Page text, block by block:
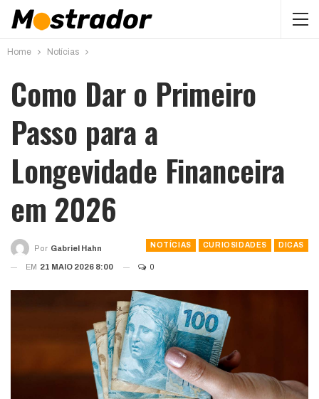
Home Notícias
Como Dar o Primeiro
Passo para a
Longevidade Financeira
em 2026
NOTÍCIAS CURIOSIDADES DICAS
Por Gabriel Hahn
EM 21 MAIO 2026 8:00 0